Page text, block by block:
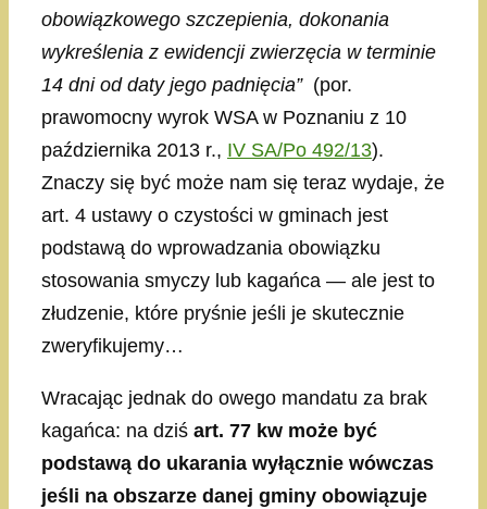
obowiązkowego szczepienia, dokonania
wykreślenia z ewidencji zwierzęcia w terminie
14 dni od daty jego padnięcia”(por.
prawomocny wyrok WSA w Poznaniu z 10
października 2013 r., IV SA/Po 492/13).
Znaczy się być może nam się teraz wydaje, że
art. 4 ustawy o czystości w gminach jest
podstawą do wprowadzania obowiązku
stosowania smyczy lub kagańca — ale jest to
złudzenie, które pryśnie jeśli je skutecznie
zweryfikujemy…
Wracając jednak do owego mandatu za brak
kagańca: na dziś art. 77 kw może być
podstawą do ukarania wyłącznie wówczas
jeśli na obszarze danej gminy obowiązuje